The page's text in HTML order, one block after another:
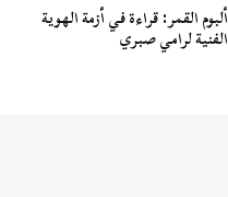
ألبوم القمر: قراءة في أزمة الهوية
الفنية لرامي صبري